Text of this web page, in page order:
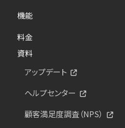
機能
料金
資料
アップデート
ヘルプセンター
顧客満足度調査（NPS）